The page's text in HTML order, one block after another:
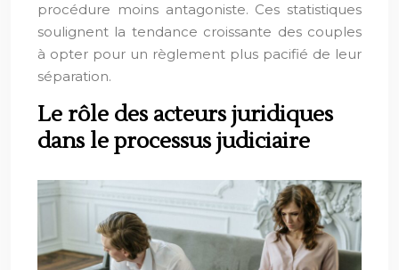
procédure moins antagoniste. Ces statistiques
soulignent la tendance croissante des couples
à opter pour un règlement plus pacifié de leur
séparation.
Le rôle des acteurs juridiques
dans le processus judiciaire